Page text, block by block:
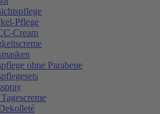
Pflege
Cream
ohne Parabene